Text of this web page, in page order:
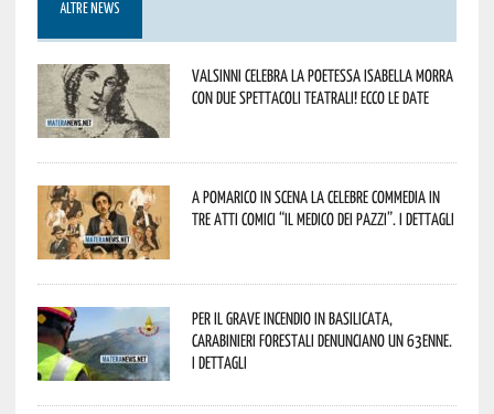
ALTRE NEWS
Valsinni celebra la poetessa Isabella Morra
con due spettacoli teatrali! Ecco le date
A Pomarico in scena la celebre commedia in
tre atti comici “Il medico dei pazzi”. I dettagli
Per il grave incendio in Basilicata,
Carabinieri forestali denunciano un 63enne.
I dettagli